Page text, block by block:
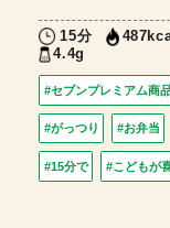
15分
4.4g
#セブンプレミアム商
#がっつり #お弁当
#15分で #こどもが